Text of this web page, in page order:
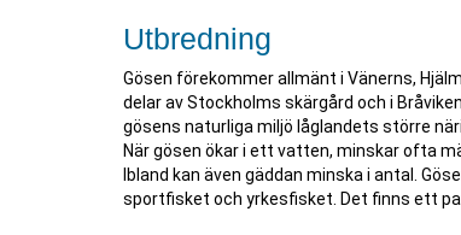
Utbredning
Gösen förekommer allmänt i Vänerns,
delar av Stockholms skärgård och i
gösens naturliga miljö låglandets större
När gösen ökar i ett vatten, minskar ofta
Ibland kan även gäddan minska i antal.
sportfisket och yrkesfisket. Det finns ett